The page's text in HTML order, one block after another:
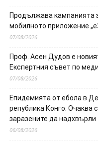
Продължава кампанията
мобилното приложение
07/08/2026
Проф. Асен Дудов е
Експертния съвет по
07/08/2026
Епидемията от ебола в
република Конго: Очаква
заразените да надхвърли
06/08/2026